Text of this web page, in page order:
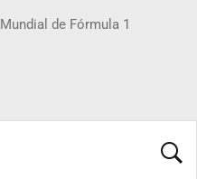
Mundial de Fórmula 1